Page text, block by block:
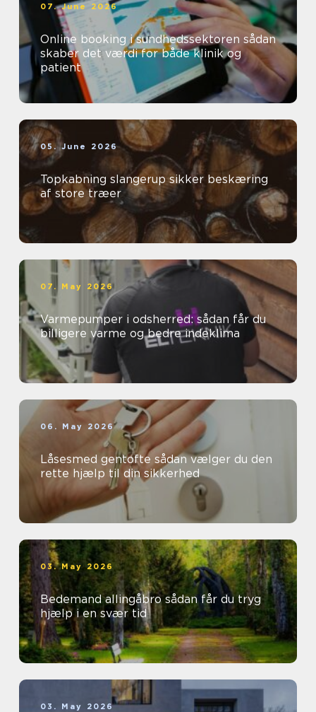
07. June 2026
Online booking i sundhedssektoren sådan
skaber det værdi for både klinik og
patient
05. June 2026
Topkabning slangerup sikker beskæring
af store træer
07. May 2026
Varmepumper i odsherred: sådan får du
billigere varme og bedre indeklima
06. May 2026
Låsesmed gentofte sådan vælger du den
rette hjælp til din sikkerhed
03. May 2026
Bedemand allingåbro sådan får du tryg
hjælp i en svær tid
03. May 2026